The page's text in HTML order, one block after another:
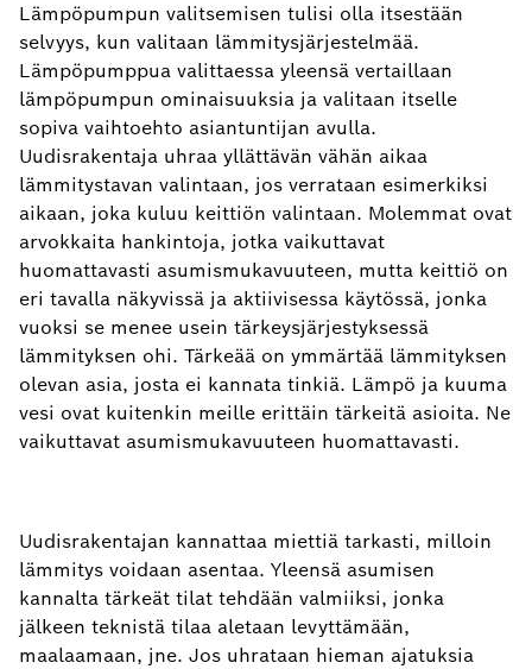
Lämpöpumpun valitsemisen tulisi olla itsestään
selvyys, kun valitaan lämmitysjärjestelmää.
Lämpöpumppua valittaessa yleensä vertaillaan
lämpöpumpun ominaisuuksia ja valitaan itselle
sopiva vaihtoehto asiantuntijan avulla.
Uudisrakentaja uhraa yllättävän vähän aikaa
lämmitystavan valintaan, jos verrataan esimerkiksi
aikaan, joka kuluu keittiön valintaan. Molemmat ovat
arvokkaita hankintoja, jotka vaikuttavat
huomattavasti asumismukavuuteen, mutta keittiö on
eri tavalla näkyvissä ja aktiivisessa käytössä, jonka
vuoksi se menee usein tärkeysjärjestyksessä
lämmityksen ohi. Tärkeää on ymmärtää lämmityksen
olevan asia, josta ei kannata tinkiä. Lämpö ja kuuma
vesi ovat kuitenkin meille erittäin tärkeitä asioita. Ne
vaikuttavat asumismukavuuteen huomattavasti.
Uudisrakentajan kannattaa miettiä tarkasti, milloin
lämmitys voidaan asentaa. Yleensä asumisen
kannalta tärkeät tilat tehdään valmiiksi, jonka
jälkeen teknistä tilaa aletaan levyttämään,
maalaamaan, jne. Jos uhrataan hieman ajatuksia